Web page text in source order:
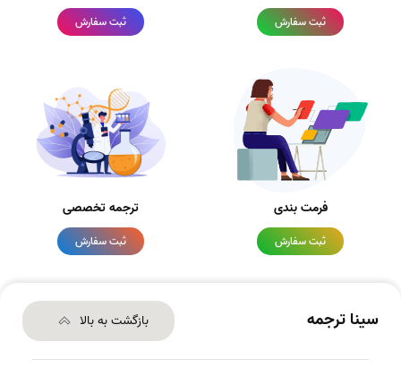
ثبت سفارش ثبت سفارش
فرمت بندی
ثبت سفارش
ترجمه تخصصی
ثبت سفارش
سینا ترجمه بازگشت به بالا